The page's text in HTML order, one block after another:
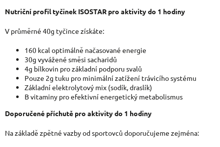
Nutriční profil tyčinek ISOSTAR pro aktivity do 1 hodiny
V průměrné 40g tyčince získáte:
160 kcal optimálně načasované energie
30g vyvážené směsi sacharidů
4g bílkovin pro základní podporu svalů
Pouze 2g tuku pro minimální zatížení trávicího systému
Základní elektrolytový mix (sodík, draslík)
B vitaminy pro efektivní energetický metabolismus
Doporučené příchutě pro aktivity do 1 hodiny
Na základě zpětné vazby od sportovců doporučujeme zejména: